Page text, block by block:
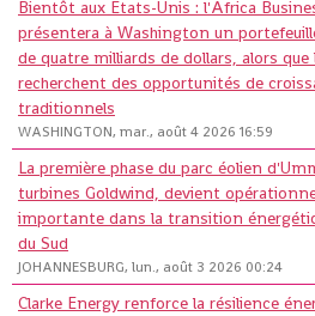
Bientôt aux États-Unis : l'Africa
présentera à Washington un
de quatre milliards de dollars, alors
recherchent des opportunités de
traditionnels
WASHINGTON, mar., août 4 2026 16:59
La première phase du parc éolien
turbines Goldwind, devient
importante dans la transition
du Sud
JOHANNESBURG, lun., août 3 2026 00:24
Clarke Energy renforce la résilience